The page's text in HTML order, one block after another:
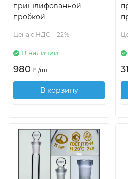
пришлифованной
пробкой
Цена с НДС: 22%
В наличии
980 ₽ /шт.
В корзину